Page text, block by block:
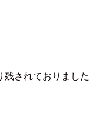
残されておりました